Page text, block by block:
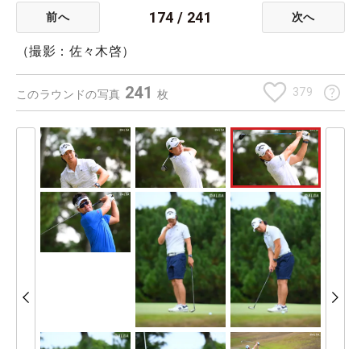
前へ 174 / 241 次へ
（撮影：佐々木啓）
このラウンドの写真 241 枚 379